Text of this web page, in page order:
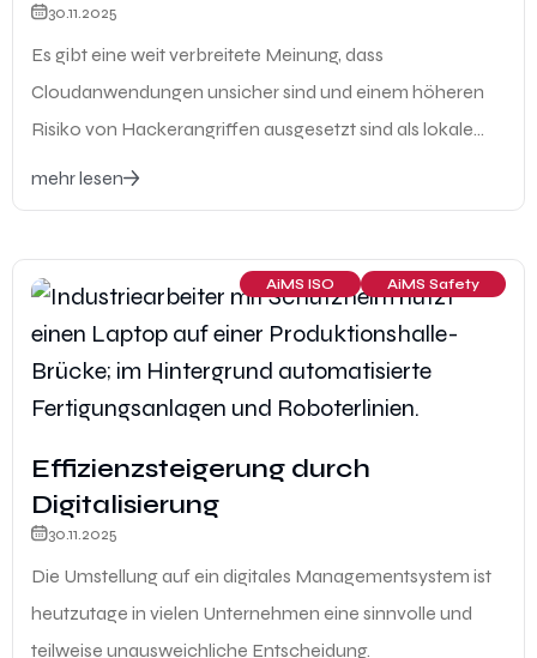
30.11.2025
Es gibt eine weit verbreitete Meinung, dass
Cloudanwendungen unsicher sind und einem höheren
Risiko von Hackerangriffen ausgesetzt sind als lokale
mehr lesen
AiMS ISO AiMS Safety
Effizienzsteigerung durch
Digitalisierung
30.11.2025
Die Umstellung auf ein digitales Managementsystem ist
heutzutage in vielen Unternehmen eine sinnvolle und
teilweise unausweichliche Entscheidung.